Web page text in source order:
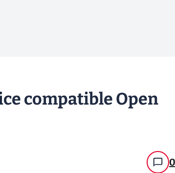
compatible Open
0